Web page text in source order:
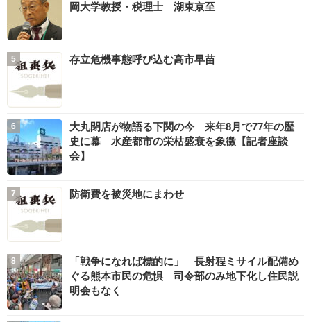
岡大学教授・税理士 湖東京至
存立危機事態呼び込む高市早苗
大丸閉店が物語る下関の今 来年8月で77年の歴
史に幕 水産都市の栄枯盛衰を象徴【記者座談
会】
防衛費を被災地にまわせ
「戦争になれば標的に」 長射程ミサイル配備め
ぐる熊本市民の危惧 司令部のみ地下化し住民説
明会もなく